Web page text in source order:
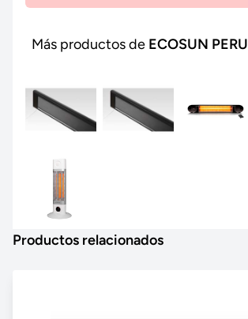
Más productos de ECOSUN PERU
Productos relacionados